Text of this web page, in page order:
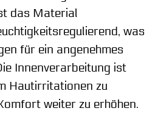
das Material
was
für ein angenehmes
Innenverarbeitung ist
Hautirritationen zu
weiter zu erhöhen.